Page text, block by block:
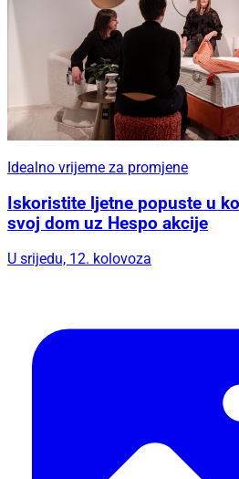
Idealno vrijeme za promjene
Iskoristite ljetne popuste u
svoj dom uz Hespo akcije
U srijedu, 12. kolovoza